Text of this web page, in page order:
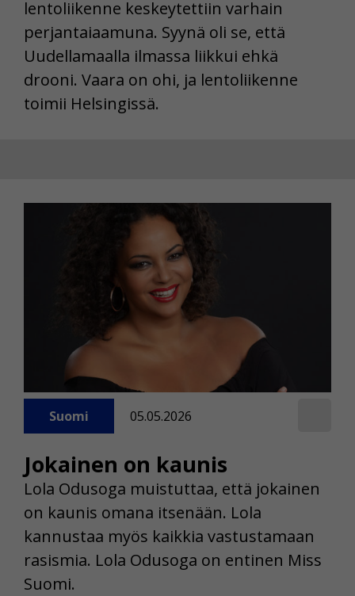
lentoliikenne keskeytettiin varhain
perjantaiaamuna. Syynä oli se, että
Uudellamaalla ilmassa liikkui ehkä
drooni. Vaara on ohi, ja lentoliikenne
toimii Helsingissä.
Jokainen on kaunis
Suomi 05.05.2026
Lola Odusoga muistuttaa, että jokainen
on kaunis omana itsenään. Lola
kannustaa myös kaikkia vastustamaan
rasismia. Lola Odusoga on entinen Miss
Suomi.